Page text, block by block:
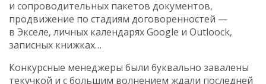
и сопроводительных пакетов документов,
продвижение по стадиям договоренностей —
в Экселе, личных календарях Google и Outloock,
записных книжках…
Конкурсные менеджеры были буквально завалены
текучкой и с большим волнением ждали последней